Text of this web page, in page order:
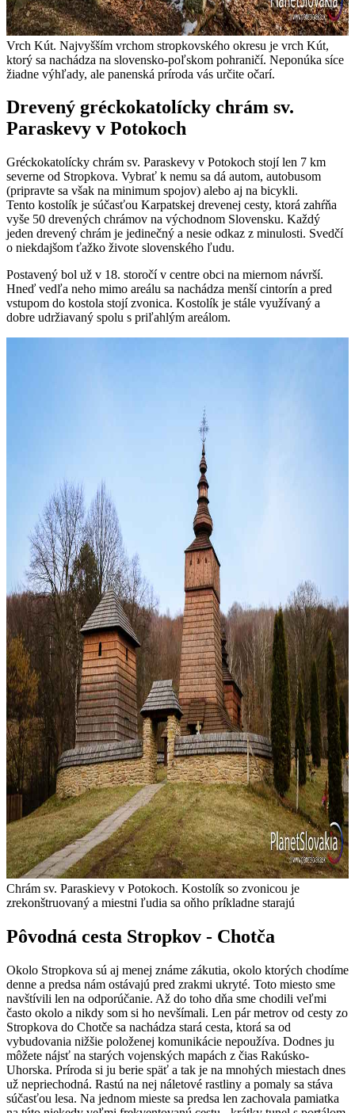
Vrch Kút. Najvyšším vrchom stropkovského okresu je vrch Kút,
ktorý sa nachádza na slovensko-poľskom pohraničí. Neponúka síce
žiadne výhľady, ale panenská príroda vás určite očarí.
Drevený gréckokatolícky chrám sv.
Paraskevy v Potokoch
Gréckokatolícky chrám sv. Paraskevy v Potokoch stojí len 7 km
severne od Stropkova. Vybrať k nemu sa dá autom, autobusom
(pripravte sa však na minimum spojov) alebo aj na bicykli.
Tento kostolík je súčasťou Karpatskej drevenej cesty, ktorá zahŕňa
vyše 50 drevených chrámov na východnom Slovensku. Každý
jeden drevený chrám je jedinečný a nesie odkaz z minulosti. Svedčí
o niekdajšom ťažko živote slovenského ľudu.
Postavený bol už v 18. storočí v centre obci na miernom návrší.
Hneď vedľa neho mimo areálu sa nachádza menší cintorín a pred
vstupom do kostola stojí zvonica. Kostolík je stále využívaný a
dobre udržiavaný spolu s priľahlým areálom.
Chrám sv. Paraskievy v Potokoch. Kostolík so zvonicou je
zrekonštruovaný a miestni ľudia sa oňho príkladne starajú
Pôvodná cesta Stropkov - Chotča
Okolo Stropkova sú aj menej známe zákutia, okolo ktorých chodíme
denne a predsa nám ostávajú pred zrakmi ukryté. Toto miesto sme
navštívili len na odporúčanie. Až do toho dňa sme chodili veľmi
často okolo a nikdy som si ho nevšímali. Len pár metrov od cesty zo
Stropkova do Chotče sa nachádza stará cesta, ktorá sa od
vybudovania nižšie položenej komunikácie nepoužíva. Dodnes ju
môžete nájsť na starých vojenských mapách z čias Rakúsko-
Uhorska. Príroda si ju berie späť a tak je na mnohých miestach dnes
už nepriechodná. Rastú na nej náletové rastliny a pomaly sa stáva
súčasťou lesa. Na jednom mieste sa predsa len zachovala pamiatka